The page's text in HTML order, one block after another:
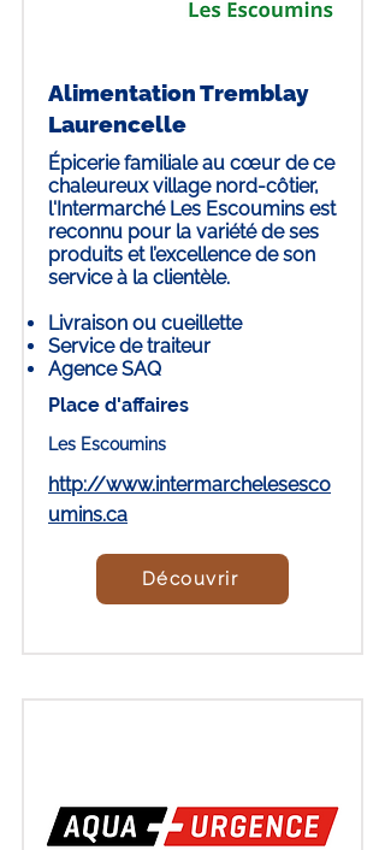
Alimentation Tremblay
Laurencelle
Épicerie familiale au cœur de ce
chaleureux village nord-côtier,
l'Intermarché Les Escoumins est
reconnu pour la variété de ses
produits et l’excellence de son
service à la clientèle.
Livraison ou cueillette
Service de traiteur
Agence SAQ
Place d'affaires
Les Escoumins
http://www.intermarchelesesco
umins.ca
Découvrir